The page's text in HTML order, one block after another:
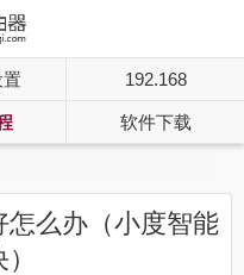
192.168
软件下载
么办（小度智能